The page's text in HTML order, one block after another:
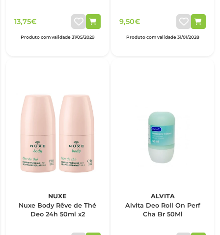
13,75€
Produto com validade 31/05/2029
9,50€
Produto com validade 31/01/2028
NUXE
Nuxe Body Rêve de Thé
Deo 24h 50ml x2
ALVITA
Alvita Deo Roll On Perf
Cha Br 50Ml